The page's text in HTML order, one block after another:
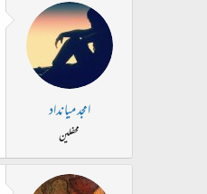
امجد میانداد
محفلین